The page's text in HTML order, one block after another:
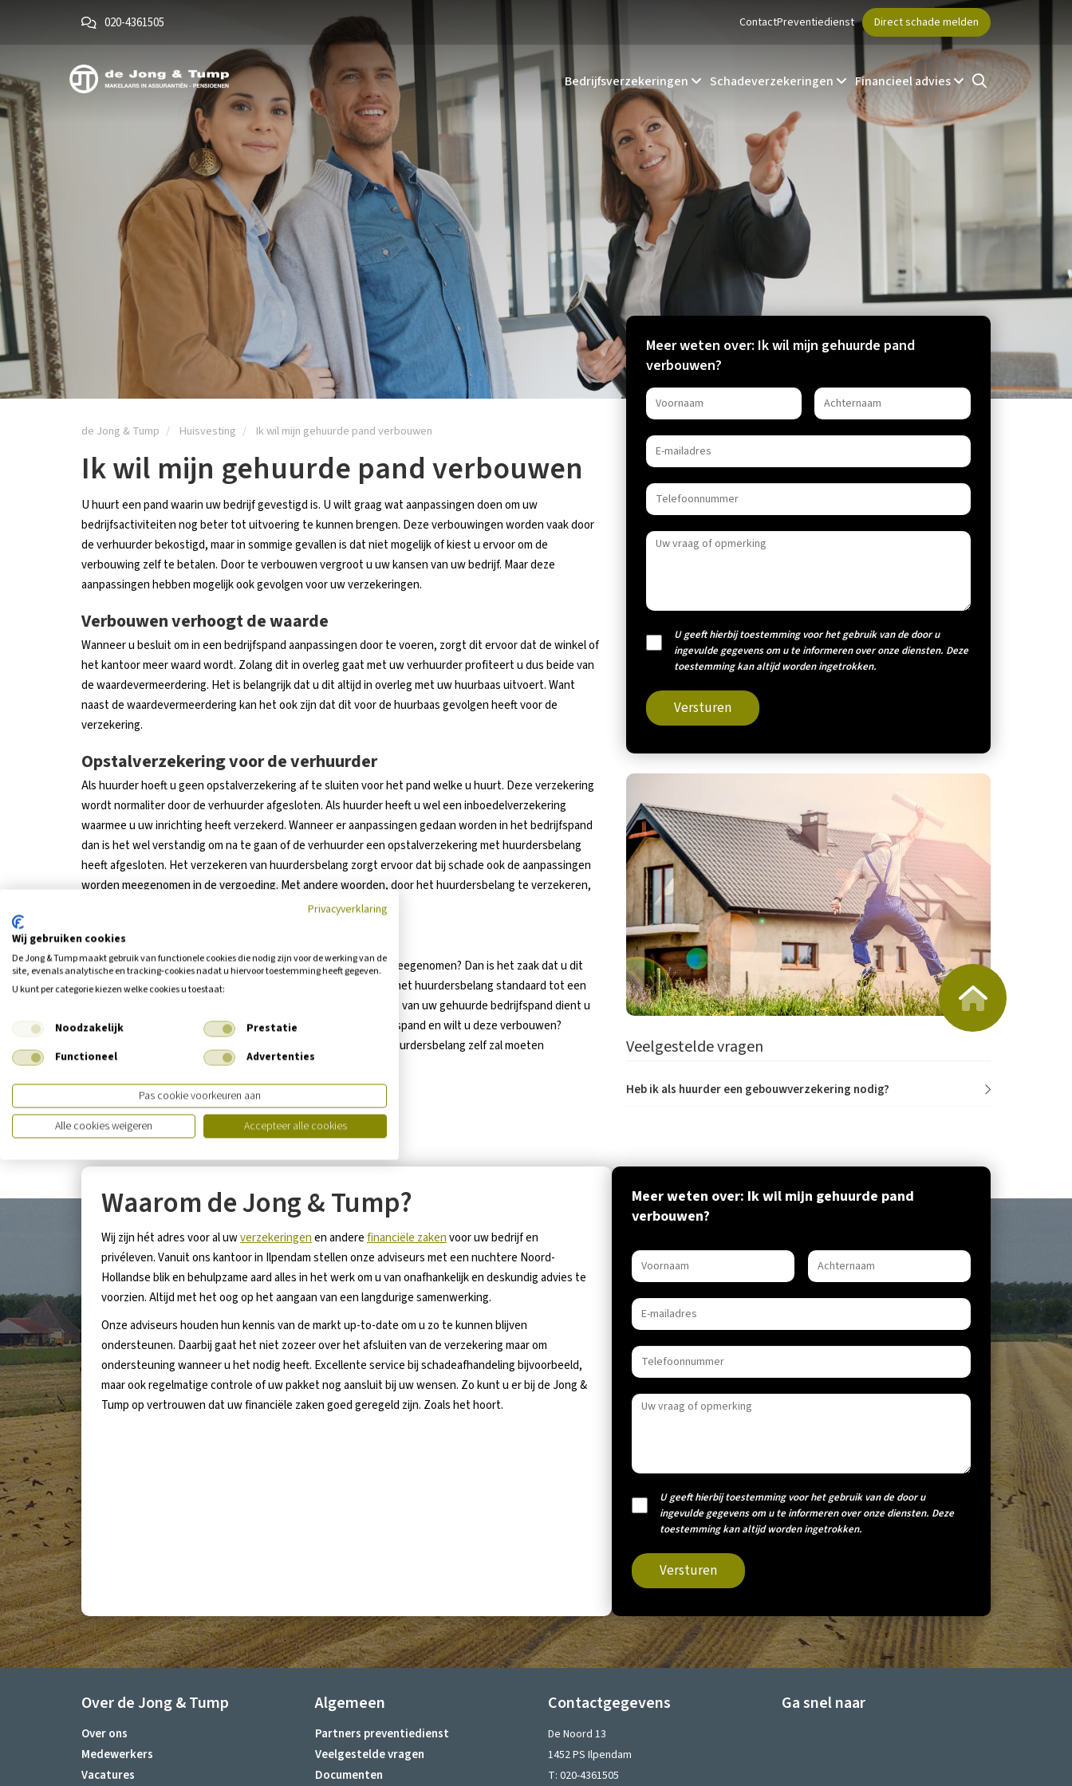
020-4361505 ContactPreventiedienst Direct schade melden
Bedrijfsverzekeringen Schadeverzekeringen Financieel advies
de Jong & Tump Huisvesting Ik wil mijn gehuurde pand verbouwen
Ik wil mijn gehuurde pand verbouwen
U huurt een pand waarin uw bedrijf gevestigd is. U wilt graag wat aanpassingen doen om uw
bedrijfsactiviteiten nog beter tot uitvoering te kunnen brengen. Deze verbouwingen worden vaak door
de verhuurder bekostigd, maar in sommige gevallen is dat niet mogelijk of kiest u ervoor om de
verbouwing zelf te betalen. Door te verbouwen vergroot u uw kansen van uw bedrijf. Maar deze
aanpassingen hebben mogelijk ook gevolgen voor uw verzekeringen.
Verbouwen verhoogt de waarde
Wanneer u besluit om in een bedrijfspand aanpassingen door te voeren, zorgt dit ervoor dat de winkel of
het kantoor meer waard wordt. Zolang dit in overleg gaat met uw verhuurder profiteert u dus beide van
de waardevermeerdering. Het is belangrijk dat u dit altijd in overleg met uw huurbaas uitvoert. Want
naast de waardevermeerdering kan het ook zijn dat dit voor de huurbaas gevolgen heeft voor de
verzekering.
Opstalverzekering voor de verhuurder
Als huurder hoeft u geen opstalverzekering af te sluiten voor het pand welke u huurt. Deze verzekering
wordt normaliter door de verhuurder afgesloten. Als huurder heeft u wel een inboedelverzekering
waarmee u uw inrichting heeft verzekerd. Wanneer er aanpassingen gedaan worden in het bedrijfspand
dan is het wel verstandig om na te gaan of de verhuurder een opstalverzekering met huurdersbelang
heeft afgesloten. Het verzekeren van huurdersbelang zorgt ervoor dat bij schade ook de aanpassingen
worden meegenomen in de vergoeding. Met andere woorden, door het huurdersbelang te verzekeren,
verzekert u het bedrag dat u heeft geïnvesteerd.
Huurdersbelang verzekering
Heeft uw verhuurder geen huurdersbelang in zijn verzekering meegenomen? Dan is het zaak dat u dit
zelf doet via uw eigen verzekeraar. Bij sommige verzekeraars is het huurdersbelang standaard tot een
maximumbedrag meeverzekerd. Voor u start met de verbouwing van uw gehuurde bedrijfspand dient u
dus een aantal belangrijke zaken te regelen. Huurt u een bedrijfspand en wilt u deze verbouwen?
Informeer bij uw zakelijk adviseur van de Jong & Tump of u dit huurdersbelang zelf zal moeten
verzekeren. Onze adviseurs helpen u graag.
Meer weten over: Ik wil mijn gehuurde pand
verbouwen?
U geeft hierbij toestemming voor het gebruik van de door u
ingevulde gegevens om u te informeren over onze diensten. Deze
toestemming kan altijd worden ingetrokken.
Versturen
Veelgestelde vragen
Heb ik als huurder een gebouwverzekering nodig?
Waarom de Jong & Tump?
Wij zijn hét adres voor al uwverzekeringenen anderefinanciële zakenvoor uw bedrijf en
privéleven. Vanuit ons kantoor in Ilpendam stellen onze adviseurs met een nuchtere Noord-
Hollandse blik en behulpzame aard alles in het werk om u van onafhankelijk en deskundig advies te
voorzien. Altijd met het oog op het aangaan van een langdurige samenwerking.
Onze adviseurs houden hun kennis van de markt up-to-date om u zo te kunnen blijven
ondersteunen. Daarbij gaat het niet zozeer over het afsluiten van de verzekering maar om
ondersteuning wanneer u het nodig heeft. Excellente service bij schadeafhandeling bijvoorbeeld,
maar ook regelmatige controle of uw pakket nog aansluit bij uw wensen. Zo kunt u er bij de Jong &
Tump op vertrouwen dat uw financiële zaken goed geregeld zijn. Zoals het hoort.
Meer weten over: Ik wil mijn gehuurde pand
verbouwen?
U geeft hierbij toestemming voor het gebruik van de door u
ingevulde gegevens om u te informeren over onze diensten. Deze
toestemming kan altijd worden ingetrokken.
Versturen
Over de Jong & Tump
Over ons
Medewerkers
Vacatures
Algemeen
Partners preventiedienst
Veelgestelde vragen
Documenten
Contactgegevens
De Noord 13
1452 PS Ilpendam
T: 020-4361505
Ga snel naar
Privacyverklaring
Wij gebruiken cookies
De Jong & Tump maakt gebruik van functionele cookies die nodig zijn voor de werking van de
site, evenals analytische en tracking‑cookies nadat u hiervoor toestemming heeft gegeven.
U kunt per categorie kiezen welke cookies u toestaat:
Noodzakelijk
Prestatie
Functioneel
Advertenties
Pas cookie voorkeuren aan
Alle cookies weigeren
Accepteer alle cookies